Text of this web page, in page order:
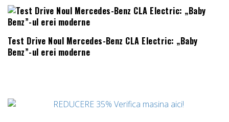
Test Drive Noul Mercedes-Benz CLA Electric: „Baby
Benz”-ul erei moderne